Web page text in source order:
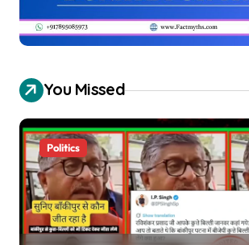
You Missed
Politics